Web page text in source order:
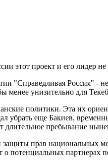
этот проект и его лидер
"Справедливая Россия" -
менее унизительно для
политики. Эта их
убрать еще Бакиев,
длительное пребывание
прав национальных
о потенциальных партнерах